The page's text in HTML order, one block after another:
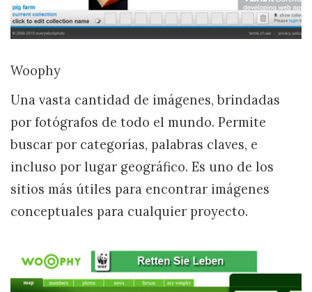
Woophy
Una vasta cantidad de imágenes, brindadas
por fotógrafos de todo el mundo. Permite
buscar por categorías, palabras claves, e
incluso por lugar geográfico. Es uno de los
sitios más útiles para encontrar imágenes
conceptuales para cualquier proyecto.